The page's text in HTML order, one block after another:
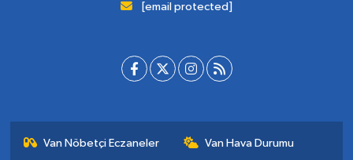
[email protected]
Van Nöbetçi Eczaneler Van Hava Durumu